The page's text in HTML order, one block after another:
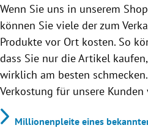
Wenn Sie uns in unserem
können Sie viele der zum
Produkte vor Ort kosten. So
dass Sie nur die Artikel
wirklich am besten
Verkostung für unsere
Millionenpleite eines